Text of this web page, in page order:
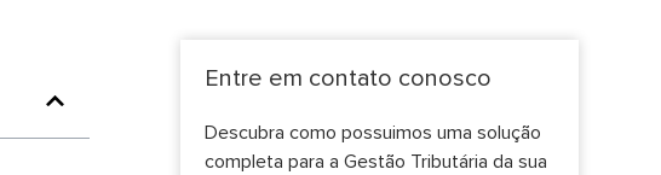
Entre em contato conosco
Descubra como possuimos uma solução
completa para a Gestão Tributária da sua